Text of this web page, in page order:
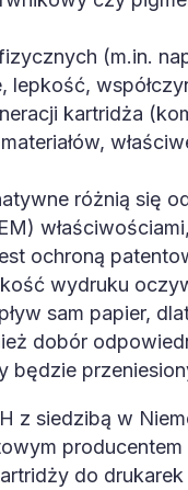
(m.in.
lepkość,
kartridża
różnią się
ochroną
wydruku
sam papier,
dobór
będzie
z siedzibą w
producentem
do drukarek